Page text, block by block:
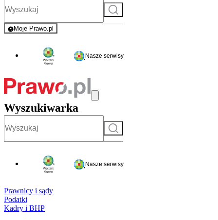
Szukaj
Moje Prawo.pl
- rejestracja i logowanie do serwisu
Nasze serwisy
Wyszukiwarka
Szukaj
Nasze serwisy
Prawnicy i sądy
Podatki
Kadry i BHP